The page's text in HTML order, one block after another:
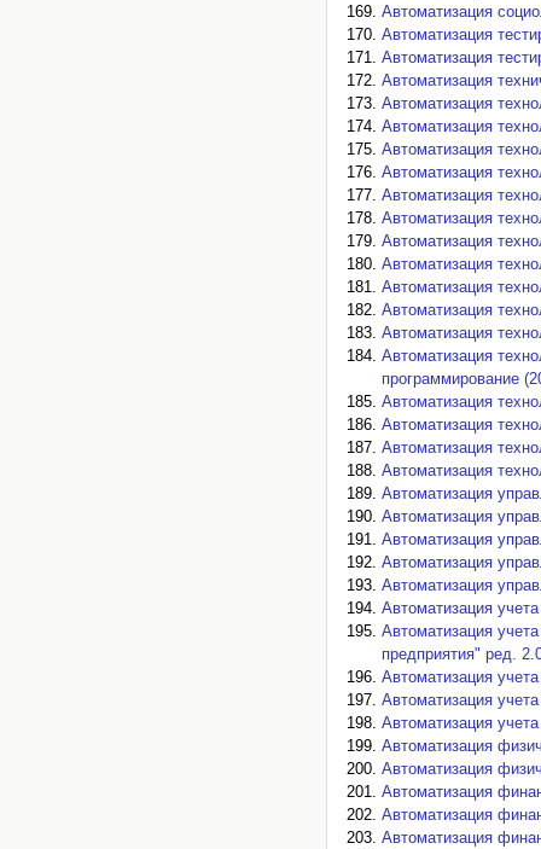
Автоматизация
Автоматизация
Автоматизация
Автоматизация
Автоматизация
Автоматизация
Автоматизация
Автоматизация
Автоматизация
Автоматизация
Автоматизация
Автоматизация
Автоматизация
Автоматизация
Автоматизация
Автоматизация
программирование
Автоматизация
Автоматизация
Автоматизация
Автоматизация
Автоматизация
Автоматизация
Автоматизация
Автоматизация
Автоматизация
Автоматизация
Автоматизация
предприятия" ред.
Автоматизация
Автоматизация
Автоматизация
Автоматизация
Автоматизация
Автоматизация
Автоматизация
Автоматизация